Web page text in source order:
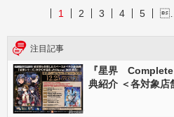
1 2 3 4 5 …
注目記事
『星界
典紹介 ＜各対象店